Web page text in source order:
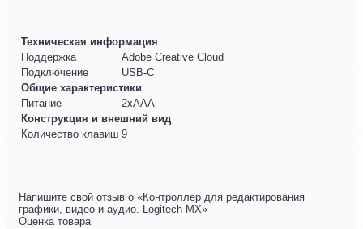
Техническая информация
Поддержка
Adobe Creative Cloud
Подключение
USB-C
Общие характеристики
Питание
2хААА
Конструкция и внешний вид
Количество клавиш 9
Напишите свой отзыв о «Контроллер для редактирования
графики, видео и аудио. Logitech MX»
Оценка товара